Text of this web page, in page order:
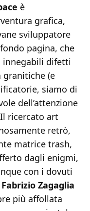
è
grafica,
sviluppatore
pagina, che
innegabili difetti
granitiche (e
siamo di
dell’attenzione
ricercato art
retrò,
matrice trash,
dagli enigmi,
con i dovuti
Fabrizio Zagaglia
più affollata